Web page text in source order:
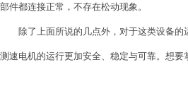
部件都连接正常，不存在松动现象。
除了上面所说的几点外，对于这类设备的
测速电机的运行更加安全、稳定与可靠。想